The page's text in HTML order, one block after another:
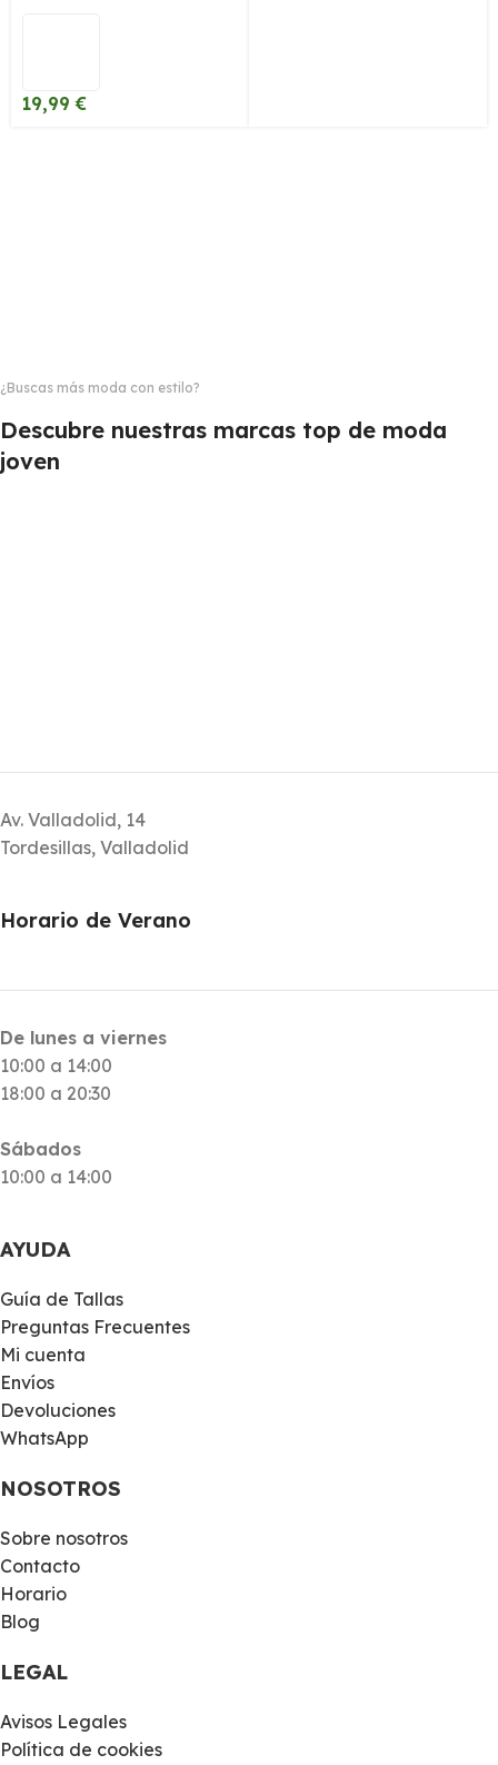
19,99€
¿Buscas más moda con estilo?
Descubre nuestras marcas top de moda
joven
Av. Valladolid, 14
Tordesillas, Valladolid
Horario de Verano
De lunes a viernes
10:00 a 14:00
18:00 a 20:30
Sábados
10:00 a 14:00
AYUDA
Guía de Tallas
Preguntas Frecuentes
Mi cuenta
Envíos
Devoluciones
WhatsApp
NOSOTROS
Sobre nosotros
Contacto
Horario
Blog
LEGAL
Avisos Legales
Política de cookies